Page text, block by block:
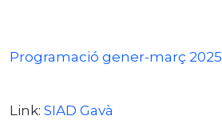
Programació gener-març 2025
Link: SIAD Gavà